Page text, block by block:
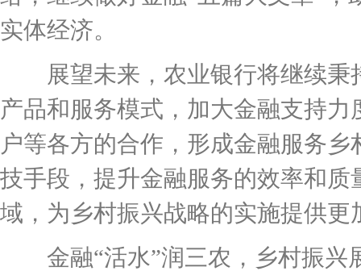
实体经济。
展望未来，农业银行将继续秉
产品和服务模式，加大金融支持
户等各方的合作，形成金融服务
技手段，提升金融服务的效率和质
域，为乡村振兴战略的实施提供更
金融“活水”润三农，乡村振兴